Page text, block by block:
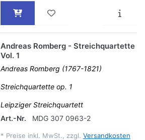
Andreas Romberg - Streichquartette
Vol. 1
Andreas Romberg (1767-1821)
Streichquartette op. 1
Leipziger Streichquartett
Art.-Nr.
MDG 307 0963-2
* Preise inkl. MwSt., zzgl. Versandkosten